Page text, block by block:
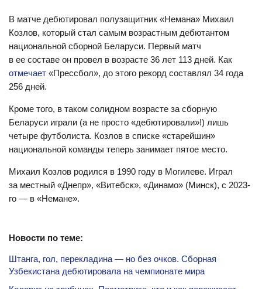
В матче дебютировал полузащитник «Немана» Михаил
Козлов, который стал самым возрастным дебютантом
национальной сборной Беларуси. Первый матч
в ее составе он провел в возрасте 36 лет 113 дней. Как
отмечает «Прессбол», до этого рекорд составлял 34 года
256 дней.
Кроме того, в таком солидном возрасте за сборную
Беларуси играли (а не просто «дебютировали»!) лишь
четыре футболиста. Козлов в списке «старейшин»
национальной команды теперь занимает пятое место.
Михаил Козлов родился в 1990 году в Могилеве. Играл
за местный «Днепр», «Витебск», «Динамо» (Минск), с 2023-
го — в «Немане».
Новости по теме:
Штанга, гол, перекладина — но без очков. Сборная
Узбекистана дебютировала на чемпионате мира